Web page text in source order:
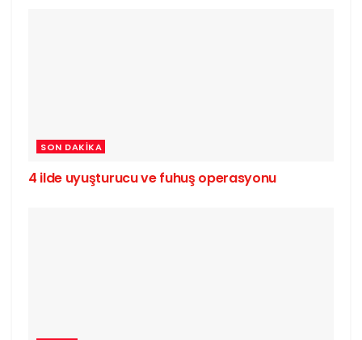
SON DAKIKA
4 ilde uyuşturucu ve fuhuş operasyonu